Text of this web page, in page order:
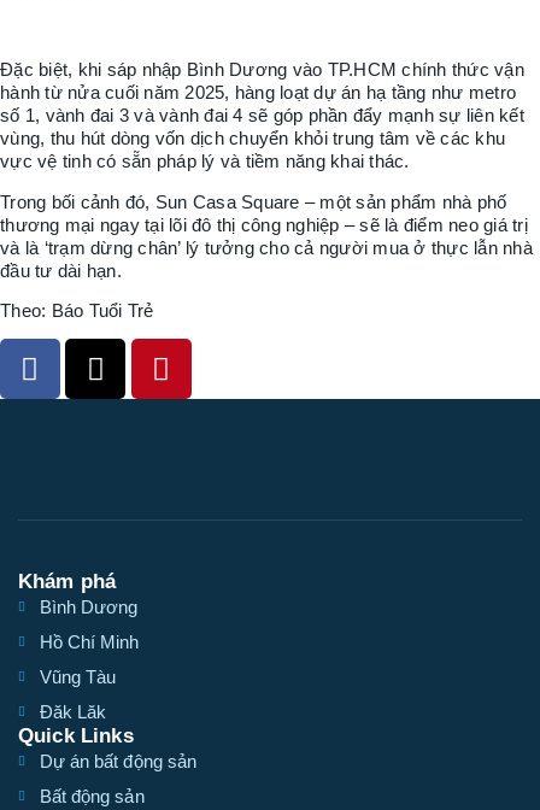
Đặc biệt, khi sáp nhập Bình Dương vào TP.HCM chính thức vận
hành từ nửa cuối năm 2025, hàng loạt dự án hạ tầng như metro
số 1, vành đai 3 và vành đai 4 sẽ góp phần đẩy mạnh sự liên kết
vùng, thu hút dòng vốn dịch chuyển khỏi trung tâm về các khu
vực vệ tinh có sẵn pháp lý và tiềm năng khai thác.
Trong bối cảnh đó, Sun Casa Square – một sản phẩm nhà phố
thương mại ngay tại lõi đô thị công nghiệp – sẽ là điểm neo giá trị
và là ‘trạm dừng chân’ lý tưởng cho cả người mua ở thực lẫn nhà
đầu tư dài hạn.
Theo: Báo Tuổi Trẻ
Khám phá
Bình Dương
Hồ Chí Minh
Vũng Tàu
Đăk Lăk
Quick Links
Dự án bất động sản
Bất động sản